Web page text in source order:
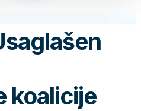
koalicije